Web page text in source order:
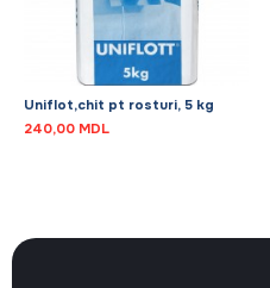
Uniflot,chit pt rosturi, 5 kg
240,00 MDL